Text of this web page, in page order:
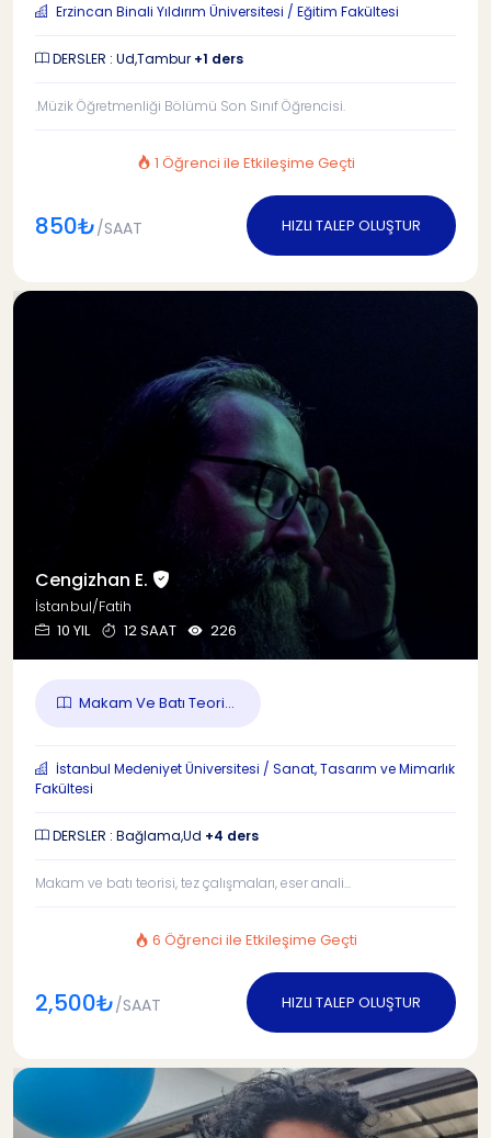
Erzincan Binali Yıldırım Üniversitesi / Eğitim Fakültesi
DERSLER : Ud,Tambur +1 ders
.Müzik Öğretmenliği Bölümü Son Sınıf Öğrencisi.
1 Öğrenci ile Etkileşime Geçti
850₺/SAAT HIZLI TALEP OLUŞTUR
Cengizhan E.
İstanbul/Fatih
10 YIL
12 SAAT 226
Makam Ve Batı Teori...
İstanbul Medeniyet Üniversitesi / Sanat, Tasarım ve Mimarlık
Fakültesi
DERSLER : Bağlama,Ud +4 ders
Makam ve batı teorisi, tez çalışmaları, eser anali...
6 Öğrenci ile Etkileşime Geçti
2,500₺/SAAT HIZLI TALEP OLUŞTUR